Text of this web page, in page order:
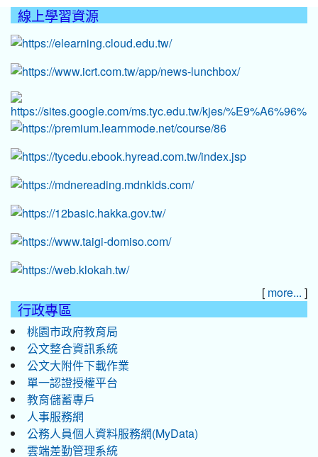
線上學習資源
[ more... ]
行政專區
桃園市政府教育局
公文整合資訊系統
公文大附件下載作業
單一認證授權平台
教育儲蓄專戶
人事服務網
公務人員個人資料服務網(MyData)
雲端差勤管理系統